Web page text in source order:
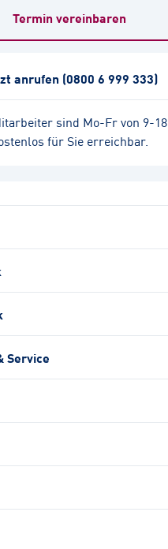
Termin vereinbaren
sind Mo-Fr von 9-
für Sie erreichbar.
anrufen (0800 6 999 333)
Service